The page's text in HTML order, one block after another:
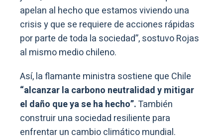
apelan al hecho que estamos viviendo una
crisis y que se requiere de acciones rápidas
por parte de toda la sociedad”, sostuvo Rojas
al mismo medio chileno.
Así, la flamante ministra sostiene que Chile
“alcanzar la carbono neutralidad y mitigar
el daño que ya se ha hecho”.También
construir una sociedad resiliente para
enfrentar un cambio climático mundial.